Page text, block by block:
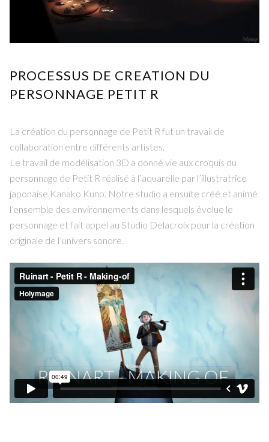
PROCESSUS DE CREATION DU
PERSONNAGE PETIT R
La création du personnage de Petit R fut un travail de
collaboration entre différents artistes.
Le travail de modélisation 3D a donné vie aux croquis du
personnage de Petit R réalisé à l’aquarelle par l’illustratrice
japonaise Kanako Kuno. Notre studio a ensuite créé et animé
l’ensemble des environnements dans lesquels évolue le
personnage et fait appel au Studio Delacroix pour la création
originale de l’univers sonore.